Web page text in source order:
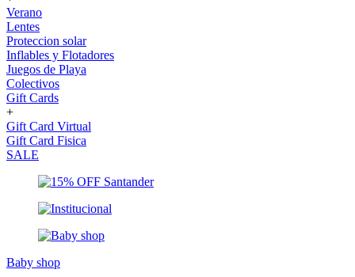
Verano
Lentes
Proteccion solar
Inflables y Flotadores
Juegos de Playa
Colectivos
Gift Cards
+
Gift Card Virtual
Gift Card Fisica
SALE
Baby shop